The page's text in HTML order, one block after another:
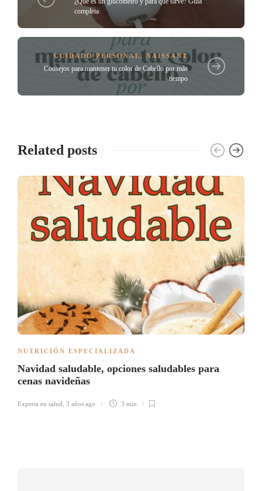
completa
CUIDADO PERSONAL, NAISSANT
Consejos para mantener tu color de Cabello por más
tiempo
Related posts
NUTRICIÓN ESPECIALIZADA
Navidad saludable, opciones saludables para
cenas navideñas
Experta en salud 3 años ago 3 min